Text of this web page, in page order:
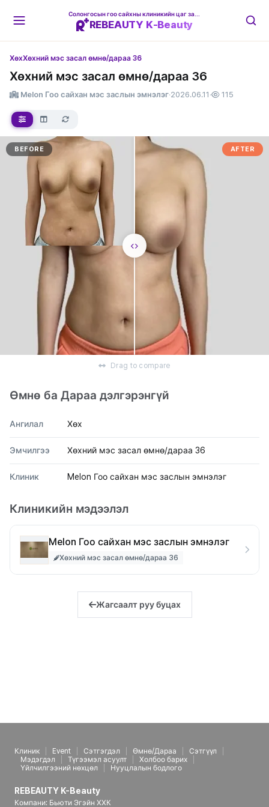
REBEAUTY K-Beauty
ХөхХөхний мэс засал өмнө/дараа 36
Хөхний мэс засал өмнө/дараа 36
Melon Гоо сайхан мэс заслын эмнэлэг·2026.06.11 · 115
AFTER
BEFORE
Drag to compare
Өмнө ба Дараа дэлгэрэнгүй
Ангилал Хөх
Эмчилгээ Хөхний мэс засал өмнө/дараа 36
Клиник Melon Гоо сайхан мэс заслын эмнэлэг
Клиникийн мэдээлэл
Melon Гоо сайхан мэс заслын эмнэлэг
Хөхний мэс засал өмнө/дараа 36
Жагсаалт руу буцах
Клиник Event Сэтгэгдэл Өмнө/Дараа
Сэтгүүл
Мэдэгдэл
Түгээмэл асуулт
Холбоо барих
Үйлчилгээний нөхцөл
Нууцлалын бодлого
REBEAUTY K-Beauty
Компани: Бьюти Эгэйн ХХК